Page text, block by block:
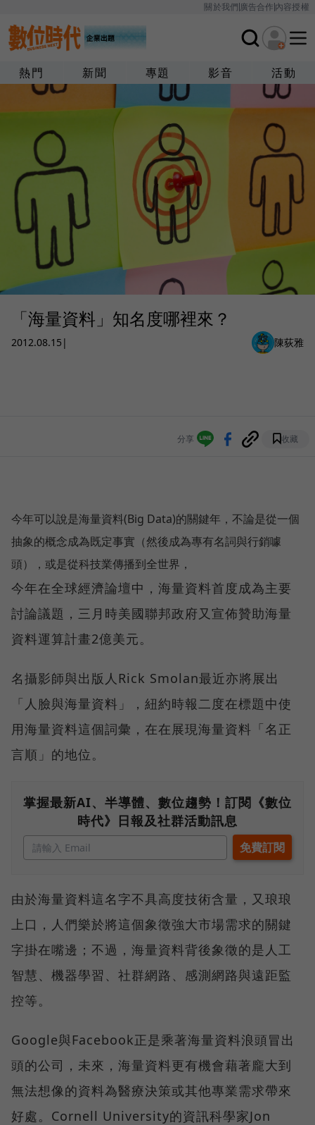
關於我們廣告合作內容授權
熱門 新聞 專題 影音 活動
「海量資料」知名度哪裡來？
2012.08.15 | 陳荻雅
分享 收藏
今年可以說是海量資料(Big Data)的關鍵年，不論是從一個
抽象的概念成為既定事實（然後成為專有名詞與行銷噱
頭），或是從科技業傳播到全世界，
今年在全球經濟論壇中，海量資料首度成為主要
討論議題，三月時美國聯邦政府又宣佈贊助海量
資料運算計畫2億美元。
名攝影師與出版人Rick Smolan最近亦將展出
「人臉與海量資料」，紐約時報二度在標題中使
用海量資料這個詞彙，在在展現海量資料「名正
言順」的地位。
掌握最新AI、半導體、數位趨勢！訂閱《數位
時代》日報及社群活動訊息
由於海量資料這名字不具高度技術含量，又琅琅
上口，人們樂於將這個象徵強大市場需求的關鍵
字掛在嘴邊；不過，海量資料背後象徵的是人工
智慧、機器學習、社群網路、感測網路與遠距監
控等。
Google與Facebook正是乘著海量資料浪頭冒出
頭的公司，未來，海量資料更有機會藉著龐大到
無法想像的資料為醫療決策或其他專業需求帶來
好處。Cornell University的資訊科學家Jon